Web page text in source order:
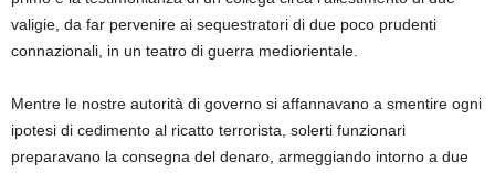
valigie, da far pervenire ai sequestratori di due poco prudenti
connazionali, in un teatro di guerra mediorientale.
Mentre le nostre autorità di governo si affannavano a smentire ogni
ipotesi di cedimento al ricatto terrorista, solerti funzionari
preparavano la consegna del denaro, armeggiando intorno a due